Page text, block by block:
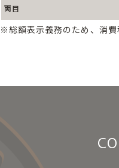
両目
※総額表示義務のため、消費